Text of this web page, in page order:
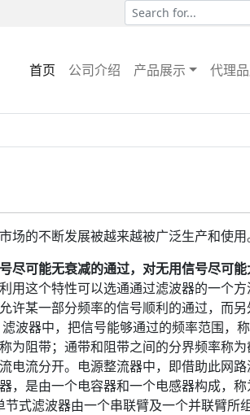
首页 公司介绍 产品展示 代理
的不断发展被越来越被广泛生产和使用
尽可能无衰减的通过，对无用信号尽可
用这个特性可以选通通过滤波器的一个
许某一部分频率的信号顺利的通过，而
波器中，把信号能够通过的频率范围，
为阻带；通带和阻带之间的分界频率称为
电流分开。电源整流器中，即借助此网
，是由一个电容器和一个电感器构成，称
式滤波器由一个串联臂及一个并联臂所组